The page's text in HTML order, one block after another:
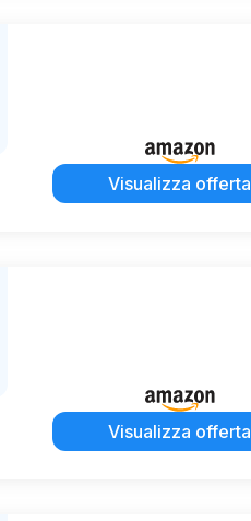
Visualizza offerta
Visualizza offerta